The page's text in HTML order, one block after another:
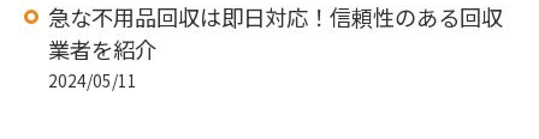
急な不用品回収は即日対応！信頼性のある回収
業者を紹介
2024/05/11